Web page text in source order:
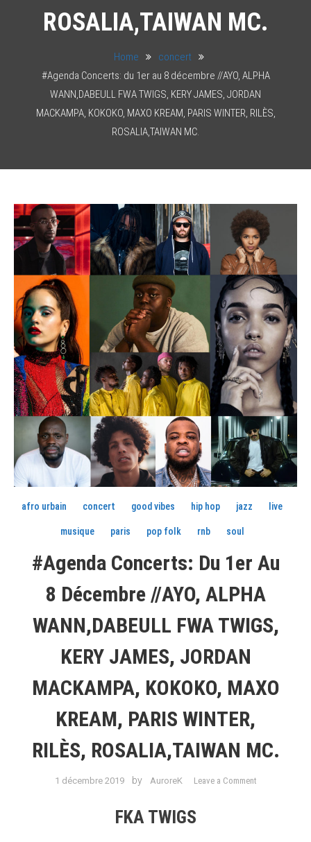
ROSALIA,TAIWAN MC.
Home
concert
#Agenda Concerts: du 1er au 8 décembre //AYO, ALPHA
WANN,DABEULL FWA TWIGS, KERY JAMES, JORDAN
MACKAMPA, KOKOKO, MAXO KREAM, PARIS WINTER, RILÈS,
ROSALIA,TAIWAN MC.
afro urbain concert good vibes hip hop jazz live
musique paris pop folk rnb soul
#Agenda Concerts: Du 1er Au
8 Décembre //AYO, ALPHA
WANN,DABEULL FWA TWIGS,
KERY JAMES, JORDAN
MACKAMPA, KOKOKO, MAXO
KREAM, PARIS WINTER,
RILÈS, ROSALIA,TAIWAN MC.
1 décembre 2019 by AuroreK Leave a Commenton
FKA TWIGS